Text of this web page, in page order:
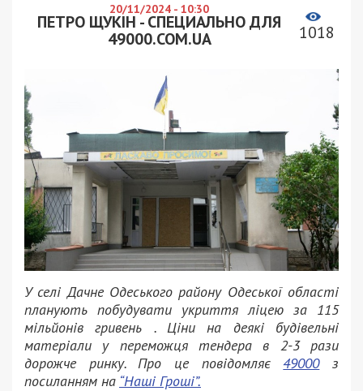
20/11/2024 - 10:30
ПЕТРО ЩУКІН - СПЕЦИАЛЬНО ДЛЯ
49000.COM.UA
1018
У селі Дачне Одеського району Одеської області
планують побудувати укриття ліцею за 115
мільйонів гривень . Ціни на деякі будівельні
матеріали у переможця тендера в 2-3 рази
дорожче ринку. Про це повідомляє49000з
посиланням на “Наші Гроші”.